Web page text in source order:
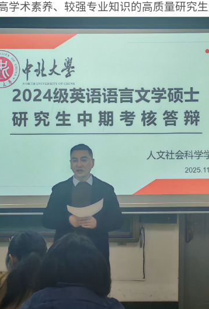
学术素养、较强专业知识的高质量研究生